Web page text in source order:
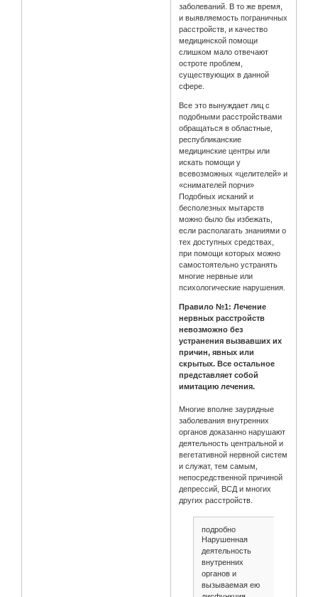
заболеваний. В то же время,
и выявляемость пограничных
расстройств, и качество
медицинской помощи
слишком мало отвечают
остроте проблем,
существующих в данной
сфере.
Все это вынуждает лиц с
подобными расстройствами
обращаться в областные,
республиканские
медицинские центры или
искать помощи у
всевозможных «целителей» и
«снимателей порчи»
Подобных исканий и
бесполезных мытарств
можно было бы избежать,
если располагать знаниями о
тех доступных средствах,
при помощи которых можно
самостоятельно устранять
многие нервные или
психологические нарушения.
Правило №1: Лечение
нервных расстройств
невозможно без
устранения вызвавших их
причин, явных или
скрытых. Все остальное
представляет собой
имитацию лечения.
Многие вполне заурядные
заболевания внутренних
органов доказанно нарушают
деятельность центральной и
вегетативной нервной систем
и служат, тем самым,
непосредственной причиной
депрессий, ВСД и многих
других расстройств.
подробно
Нарушенная
деятельность
внутренних
органов и
вызываемая ею